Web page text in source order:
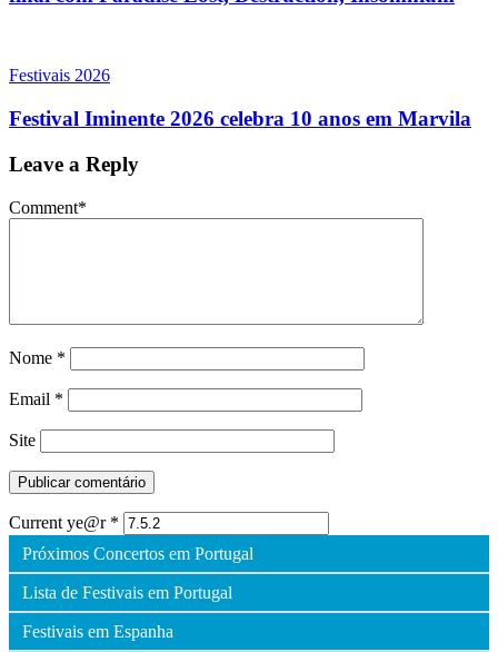
Festivais 2026
Festival Iminente 2026 celebra 10 anos em Marvila
Leave a Reply
Comment*
Nome *
Email *
Site
Current ye@r *
Próximos Concertos em Portugal
Lista de Festivais em Portugal
Festivais em Espanha